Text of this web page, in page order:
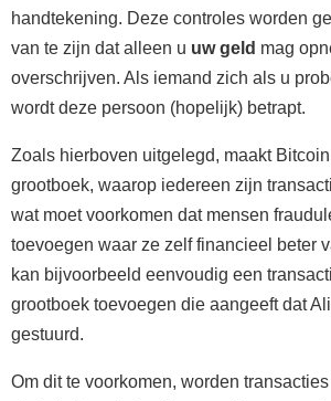
handtekening. Deze controles worden
van te zijn dat alleen u uw geld mag
overschrijven. Als iemand zich als u
wordt deze persoon (hopelijk) betrapt.
Zoals hierboven uitgelegd, maakt
grootboek, waarop iedereen zijn
wat moet voorkomen dat mensen
toevoegen waar ze zelf financieel beter
kan bijvoorbeeld eenvoudig een
grootboek toevoegen die aangeeft dat
gestuurd.
Om dit te voorkomen, worden